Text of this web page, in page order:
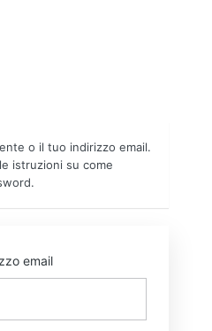
o il tuo indirizzo email.
istruzioni su come
email